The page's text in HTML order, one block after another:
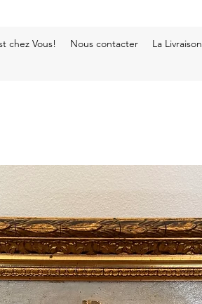
chez Vous! Nous contacter La Livraison